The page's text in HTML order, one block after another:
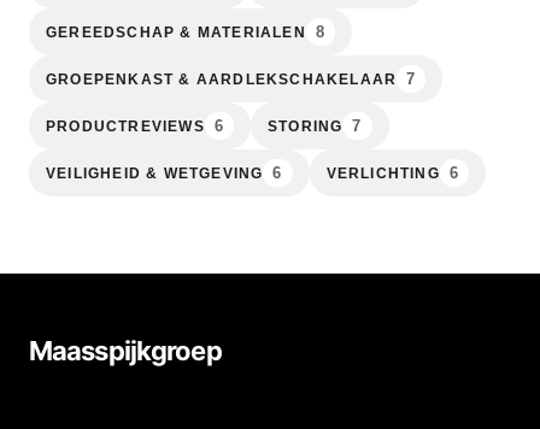
GEREEDSCHAP & MATERIALEN 8
GROEPENKAST & AARDLEKSCHAKELAAR 7
PRODUCTREVIEWS 6 STORING 7
VEILIGHEID & WETGEVING 6 VERLICHTING 6
Maasspijkgroep